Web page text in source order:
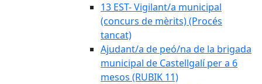
13 EST- Vigilant/a municipal
(concurs de mèrits) (Procés
tancat)
Ajudant/a de peó/na de la brigada
municipal de Castellgalí per a 6
mesos (RUBIK 11)